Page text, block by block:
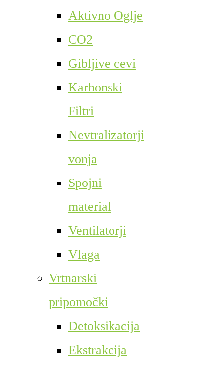
Aktivno Oglje
CO2
Gibljive cevi
Karbonski
Filtri
Nevtralizatorji
vonja
Spojni
material
Ventilatorji
Vlaga
Vrtnarski
pripomočki
Detoksikacija
Ekstrakcija